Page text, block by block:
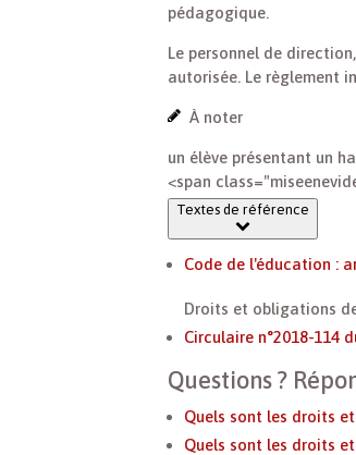
pédagogique.
Le personnel de
autorisée. Le règlement
À noter
un élève présentant un
<span
Textes de référence
Code de l'éducation :
Droits et obligations
Circulaire n°2018-114
Questions ?
Quels sont les droits
Quels sont les droits